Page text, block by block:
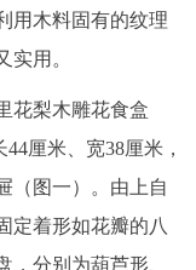
用木料固有的纹理
实用。
梨木雕花食盒
厘米、宽38厘米，
（图一）。由上自
定着形如花瓣的八
分别为葫芦形、